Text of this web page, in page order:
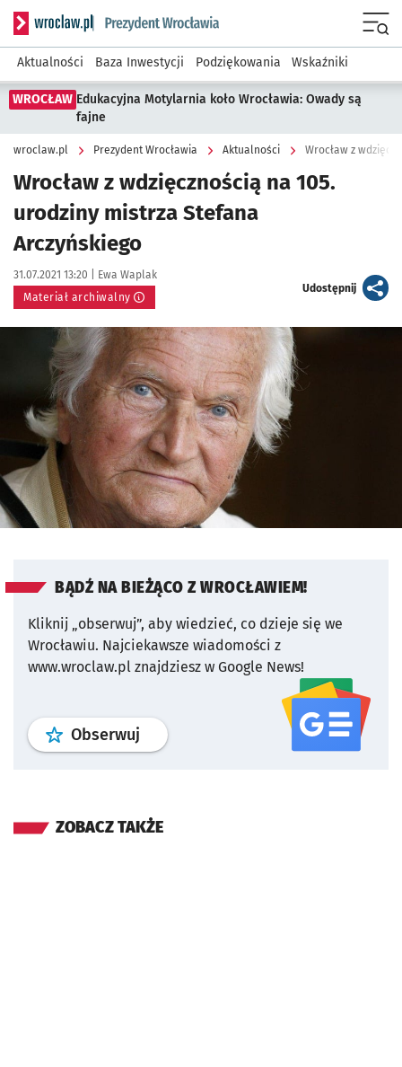
Serwis informacyjny wroclaw.pl podserwis: Prezydent
Aktualności Baza Inwestycji Podziękowania Wskaźniki
WROCŁAW Edukacyjna Motylarnia koło Wrocławia: Owady są
fajne
wroclaw.pl Prezydent Wrocławia Aktualności Wrocław z
Wrocław z wdzięcznością na 105.
urodziny mistrza Stefana
Arczyńskiego
Data publikacji:
31.07.2021 13:20 | Autor:
Ewa Waplak
Materiał archiwalny
Udostępnijartykuł
Kliknij, aby powiększyć
BĄDŹ NA BIEŻĄCO Z WROCŁAWIEM!
Kliknij „obserwuj”, aby wiedzieć, co dzieje się we
Wrocławiu. Najciekawsze wiadomości z
www.wroclaw.pl znajdziesz w Google News!
Obserwuj profil serwisu
ZOBACZ TAKŻE